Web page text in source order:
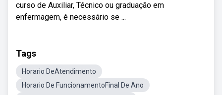
curso de Auxiliar, Técnico ou graduação em
enfermagem, é necessário se ...
Tags
Horario DeAtendimento
Horario De FuncionamentoFinal De Ano